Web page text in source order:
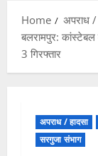
Home
अपराध /
बलरामपुर:
3 गिरफ्तार
अपराध / हादसा
सरगुजा संभाग